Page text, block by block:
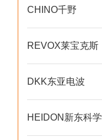
CHINO千野
REVOX莱宝克斯
DKK东亚电波
HEIDON新东科学